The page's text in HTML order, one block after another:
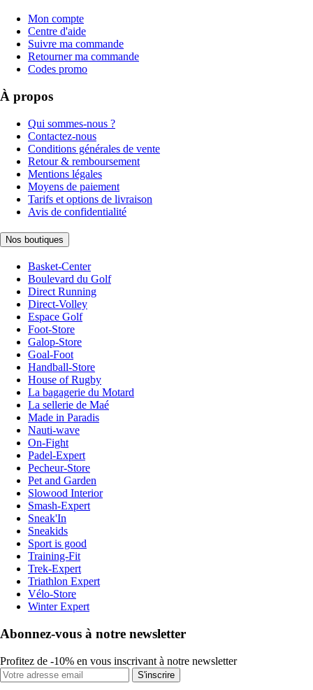
Mon compte
Centre d'aide
Suivre ma commande
Retourner ma commande
Codes promo
À propos
Qui sommes-nous ?
Contactez-nous
Conditions générales de vente
Retour & remboursement
Mentions légales
Moyens de paiement
Tarifs et options de livraison
Avis de confidentialité
Nos boutiques
Basket-Center
Boulevard du Golf
Direct Running
Direct-Volley
Espace Golf
Foot-Store
Galop-Store
Goal-Foot
Handball-Store
House of Rugby
La bagagerie du Motard
La sellerie de Maé
Made in Paradis
Nauti-wave
On-Fight
Padel-Expert
Pecheur-Store
Pet and Garden
Slowood Interior
Smash-Expert
Sneak'In
Sneakids
Sport is good
Training-Fit
Trek-Expert
Triathlon Expert
Vélo-Store
Winter Expert
Abonnez-vous à notre newsletter
Profitez de -10% en vous inscrivant à notre newsletter
S'inscrire